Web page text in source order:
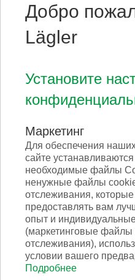
Добро
Lägler
Установите
Маркетинг
Для обеспечения
сайте устанавливаются
необходимые файлы
ненужные файлы
отслеживания,
предоставлять вам
опыт и
(маркетинговые
отслеживания),
условии вашего
Подробнее